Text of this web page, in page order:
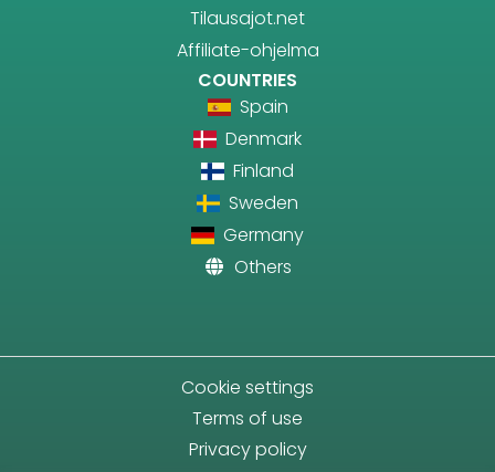
Tilausajot.net
Affiliate-ohjelma
COUNTRIES
Spain
Denmark
Finland
Sweden
Germany
Others
Cookie settings
Terms of use
Privacy policy